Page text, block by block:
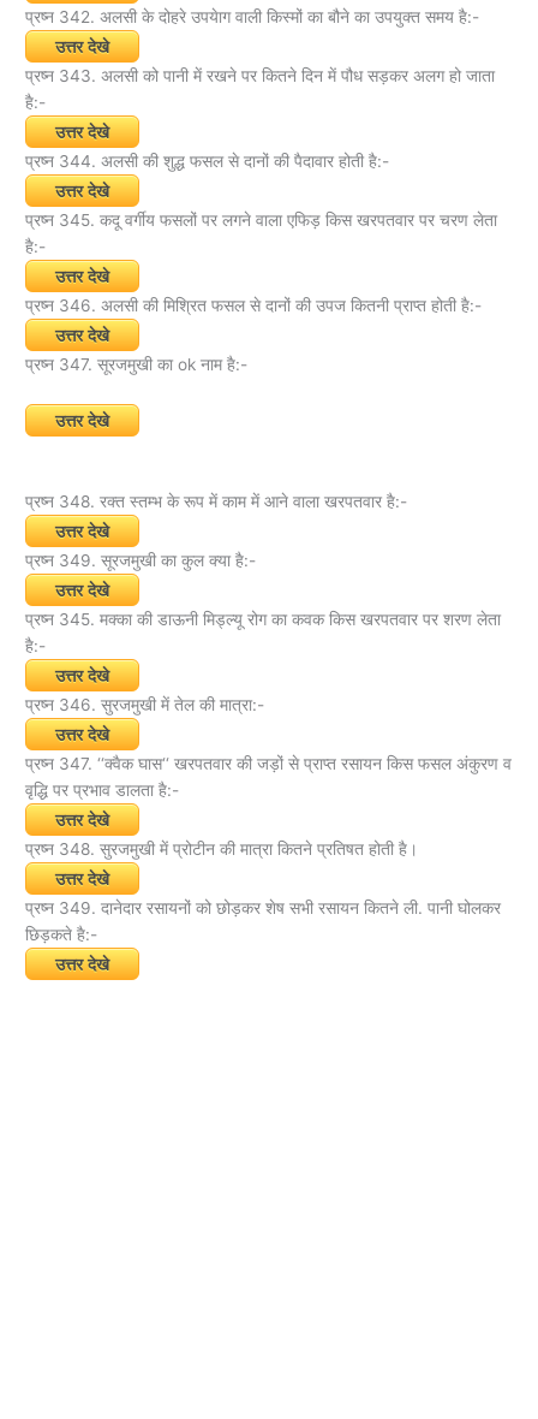
प्रष्न 342. अलसी के दोहरे उपयेाग वाली किस्मों का बौने का उपयुक्त समय है:-
उत्तर देखे
प्रष्न 343. अलसी को पानी में रखने पर कितने दिन में पौध सड़कर अलग हो जाता
है:-
उत्तर देखे
प्रष्न 344. अलसी की शुद्ध फसल से दानों की पैदावार होती है:-
उत्तर देखे
प्रष्न 345. कदू वर्गीय फसलों पर लगने वाला एफिड़ किस खरपतवार पर चरण लेता
है:-
उत्तर देखे
प्रष्न 346. अलसी की मिश्रित फसल से दानों की उपज कितनी प्राप्त होती है:-
उत्तर देखे
प्रष्न 347. सूरजमुखी का ok नाम है:-
उत्तर देखे
प्रष्न 348. रक्त स्तम्भ के रूप में काम में आने वाला खरपतवार है:-
उत्तर देखे
प्रष्न 349. सूरजमुखी का कुल क्या है:-
उत्तर देखे
प्रष्न 345. मक्का की डाऊनी मिड्ल्यू रोग का कवक किस खरपतवार पर शरण लेता
है:-
उत्तर देखे
प्रष्न 346. सुरजमुखी में तेल की मात्रा:-
उत्तर देखे
प्रष्न 347. ‘‘क्वैक घास‘‘ खरपतवार की जड़ों से प्राप्त रसायन किस फसल अंकुरण व
वृद्धि पर प्रभाव डालता है:-
उत्तर देखे
प्रष्न 348. सुरजमुखी में प्रोटीन की मात्रा कितने प्रतिषत होती है।
उत्तर देखे
प्रष्न 349. दानेदार रसायनों को छोड़कर शेष सभी रसायन कितने ली. पानी घोलकर
छिड़कते है:-
उत्तर देखे